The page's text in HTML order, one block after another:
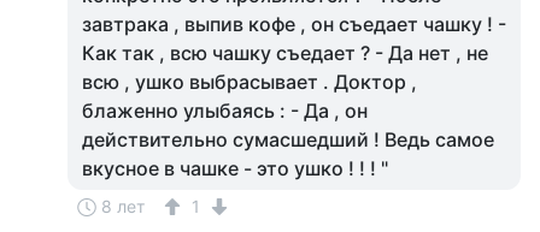
завтрака , выпив кофе , он съедает чашку ! -
Как так , всю чашку съедает ? - Да нет , не
всю , ушко выбрасывает . Доктор ,
блаженно улыбаясь : - Да , он
действительно сумасшедший ! Ведь самое
вкусное в чашке - это ушко ! ! ! "
8 лет
1